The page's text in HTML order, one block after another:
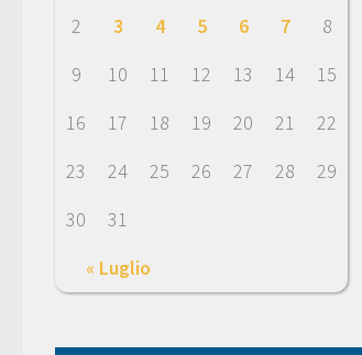
« Luglio
2
3 4 5 6 7
8
9
10 11 12 13 14
15
16
17 18 19 20 21
22
23
24 25 26 27 28
29
30
31